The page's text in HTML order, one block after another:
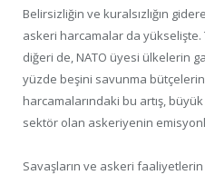
Belirsizliğin ve kuralsızlığın
askeri harcamalar da yükselişte.
diğeri de, NATO üyesi ülkelerin
yüzde beşini savunma
harcamalarındaki bu artış,
sektör olan askeriyenin
Savaşların ve askeri